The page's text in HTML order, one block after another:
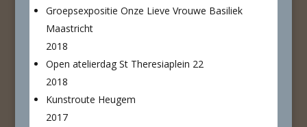
Groepsexpositie Onze Lieve Vrouwe Basiliek
Maastricht
2018
Open atelierdag St Theresiaplein 22
2018
Kunstroute Heugem
2017